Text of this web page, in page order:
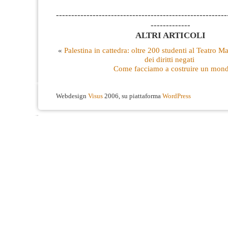
-------------
ALTRI ARTICOLI
« Palestina in cattedra: oltre 200 studenti al Teatro
dei diritti negati
Come facciamo a costruire un
Webdesign Visus 2006, su piattaforma WordPress